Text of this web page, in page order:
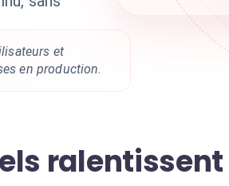
et
en production.